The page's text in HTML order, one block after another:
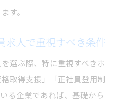
す。
求人で重視すべき条件
選ぶ際、特に重視すべきポ
取得支援」「正社員登用制
る企業であれば、基礎から